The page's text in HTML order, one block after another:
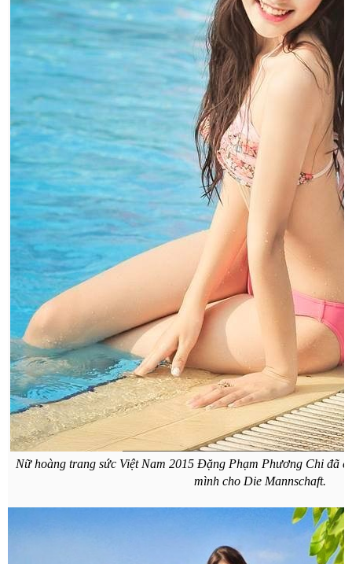
Nữ hoàng trang sức Việt Nam 2015 Đặng Phạm Phương Chi đã
mình cho Die Mannschaft.